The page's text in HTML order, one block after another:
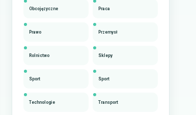
Obcojęzyczne Praca
Prawo Przemysł
Rolnictwo Sklepy
Sport Sport
Technologie Transport